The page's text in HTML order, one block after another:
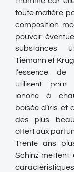
toute matière
composition
pouvoir
substances
Tiemann et
l’essence de
utilisent pour
ionone à
boisée d’iris et
des plus
offert aux
Trente ans
Schinz mettent